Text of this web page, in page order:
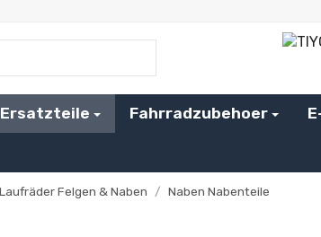
Fahrradzubehoer
Laufräder Felgen & Naben / Naben Nabenteile